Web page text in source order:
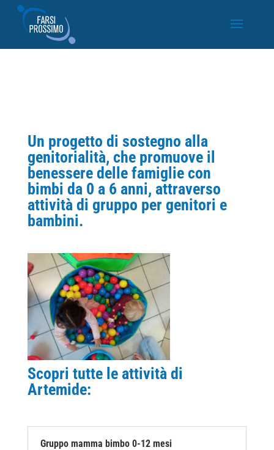
Un progetto di sostegno alla
genitorialità, che promuove il
benessere delle famiglie con
bimbi da 0 a 6 anni, attraverso
attività di gruppo per genitori e
bambini.
Scopri tutte le attività di
Artemide:
Gruppo mamma bimbo 0-12 mesi